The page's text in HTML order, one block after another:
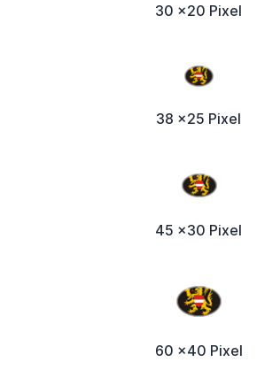
30 x20 Pixel
38 x25 Pixel
45 x30 Pixel
60 x40 Pixel